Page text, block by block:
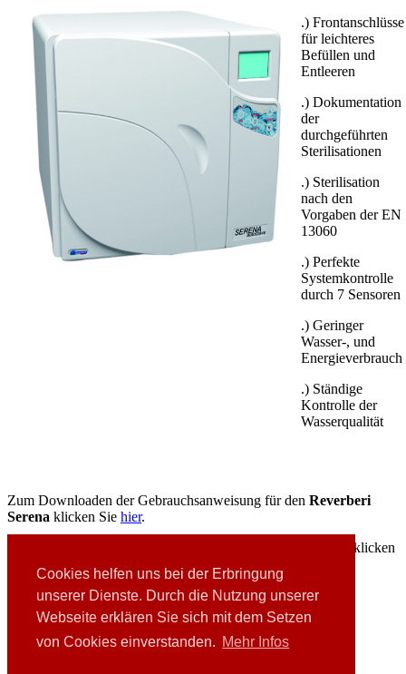
Cookies helfen uns bei der Erbringung
unserer Dienste. Durch die Nutzung unserer
Webseite erklären Sie sich mit dem Setzen
von Cookies einverstanden. Mehr Infos
.) Frontanschlüsse
für leichteres
Befüllen und
Entleeren
.) Dokumentation
der
durchgeführten
Sterilisationen
.) Sterilisation
nach den
Vorgaben der EN
13060
.) Perfekte
Systemkontrolle
durch 7 Sensoren
.) Geringer
Wasser-, und
Energieverbrauch
.) Ständige
Kontrolle der
Wasserqualität
Zum Downloaden der Gebrauchsanweisung für den Reverberi
Serena klicken Sie hier.
klicken
Bei Interesse nehmen Sie bitteKontaktmit uns auf.